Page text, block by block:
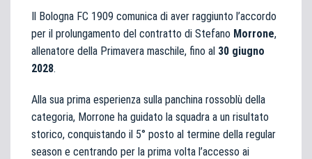
Il Bologna FC 1909 comunica di aver raggiunto l’accordo
per il prolungamento del contratto di Stefano Morrone,
allenatore della Primavera maschile, fino al 30 giugno
2028.
Alla sua prima esperienza sulla panchina rossoblù della
categoria, Morrone ha guidato la squadra a un risultato
storico, conquistando il 5° posto al termine della regular
season e centrando per la prima volta l’accesso ai